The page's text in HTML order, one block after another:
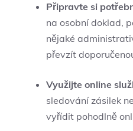
Připravte si
na osobní doklad,
nějaké
převzít
Využijte online
sledování zásilek
vyřídit pohodlně